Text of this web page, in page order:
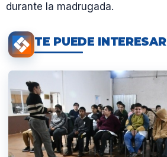
durante la madrugada.
TE PUEDE INTERESAR